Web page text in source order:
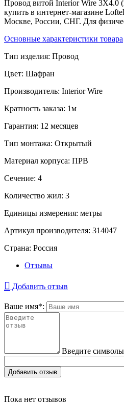
Провод витой Interior Wire 3Х4.0
купить в интернет-магазине
Москве, России, СНГ. Для
Основные характеристики товара
Тип изделия: Провод
Цвет: Шафран
Производитель: Interior Wire
Кратность заказа: 1м
Гарантия: 12 месяцев
Тип монтажа: Открытый
Материал корпуса: ПРВ
Сечение: 4
Количество жил: 3
Единицы измерения: метры
Артикул производителя: 314047
Страна: Россия
Отзывы
Добавить отзыв
Ваше имя*:
Введите
Добавить отзыв
Пока нет отзывов